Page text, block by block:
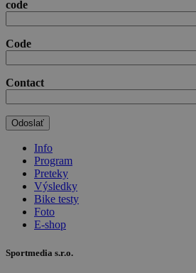
code
Code
Contact
Info
Program
Preteky
Výsledky
Bike testy
Foto
E-shop
Sportmedia s.r.o.